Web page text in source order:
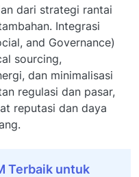
dari strategi rantai
Integrasi
and Governance)
sourcing,
dan minimalisasi
regulasi dan pasar,
reputasi dan daya
Terbaik untuk